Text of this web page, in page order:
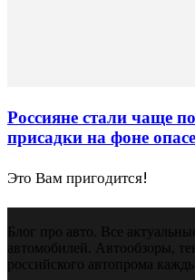
Россияне стали чаще
присадки на фоне
Это Вам пригодится!
Блог про авто. Все
автомобилей. Автообзоры,
российского автопрома